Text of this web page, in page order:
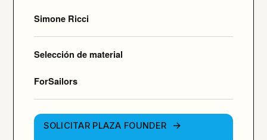
Simone Ricci
Selección de material
ForSailors
SOLICITAR PLAZA FOUNDER